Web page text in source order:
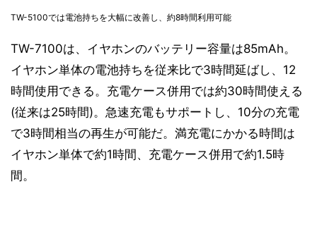
TW-5100では電池持ちを大幅に改善し、約8時間利用可能
TW-7100は、イヤホンのバッテリー容量は85mAh。
イヤホン単体の電池持ちを従来比で3時間延ばし、12
時間使用できる。充電ケース併用では約30時間使える
(従来は25時間)。急速充電もサポートし、10分の充電
で3時間相当の再生が可能だ。満充電にかかる時間は
イヤホン単体で約1時間、充電ケース併用で約1.5時
間。